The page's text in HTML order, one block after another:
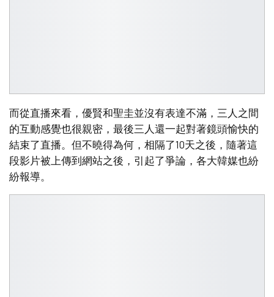
而從直播來看，優賢和聖圭並沒有表達不滿，三人之間
的互動感覺也很親密，最後三人還一起對著鏡頭愉快的
結束了直播。但不曉得為何，相隔了10天之後，隨著這
段影片被上傳到網站之後，引起了爭論，各大韓媒也紛
紛報導。